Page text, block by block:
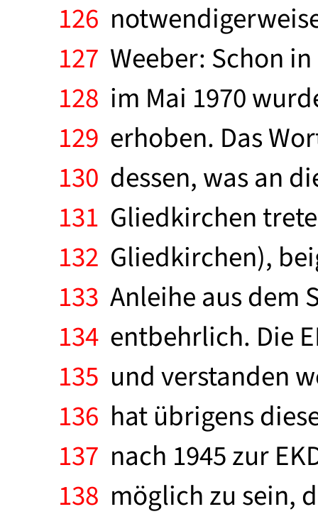
126
127 Weeber: Schon
128 im Mai 1970
129 erhoben. Das
130 dessen, was an
131 Gliedkirchen
132 Gliedkirchen),
133 Anleihe aus dem
134 entbehrlich. Die
135 und verstanden
136 hat übrigens
137 nach 1945 zur
138 möglich zu sein,